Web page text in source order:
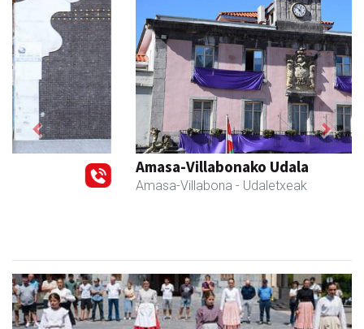
Amasa-Villabonako Udala
Amasa-Villabona - Udaletxeak
Previous Next